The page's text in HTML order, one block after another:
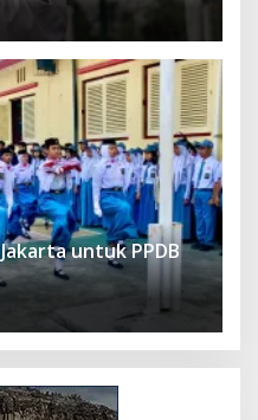
untuk PPDB